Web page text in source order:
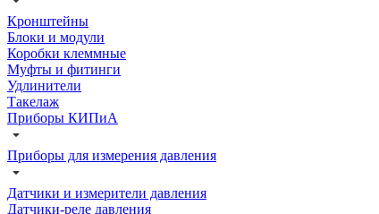
Кронштейны
Блоки и модули
Коробки клеммные
Муфты и фитинги
Удлинители
Такелаж
Приборы КИПиА
Приборы для измерения давления
Датчики и измерители давления
Датчики-реле давления